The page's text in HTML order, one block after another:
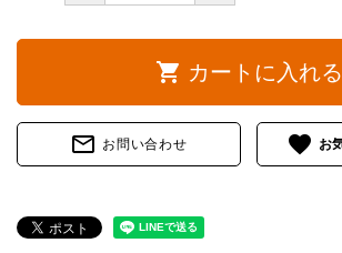
shopping_cart カートに入れる
mail_outline お問い合わせ favorite